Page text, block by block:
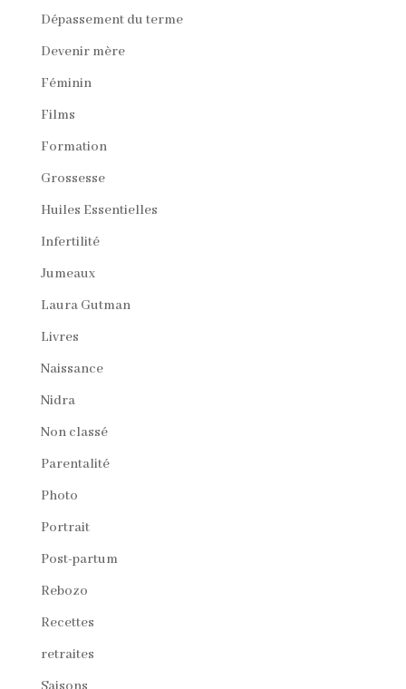
Dépassement du terme
Devenir mère
Féminin
Films
Formation
Grossesse
Huiles Essentielles
Infertilité
Jumeaux
Laura Gutman
Livres
Naissance
Nidra
Non classé
Parentalité
Photo
Portrait
Post-partum
Rebozo
Recettes
retraites